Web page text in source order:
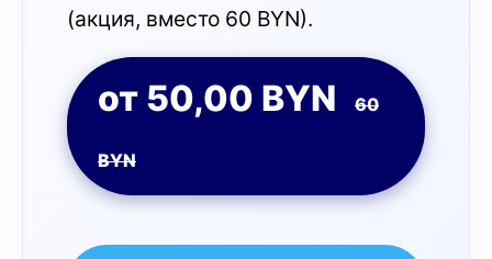
(акция, вместо 60 BYN).
от 50,00 BYN 60
BYN